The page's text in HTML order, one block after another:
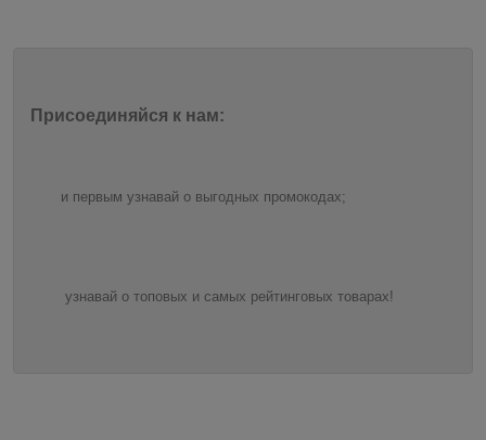
Присоединяйся к нам:
и первым узнавай о выгодных промокодах;
узнавай о топовых и самых рейтинговых товарах!